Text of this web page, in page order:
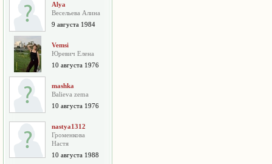
Alya
Весельева Алина
9 августа 1984
Vemsi
Юревич Елена
10 августа 1976
mashka
Balieva zema
10 августа 1976
nastya1312
Громенкова
Настя
10 августа 1988